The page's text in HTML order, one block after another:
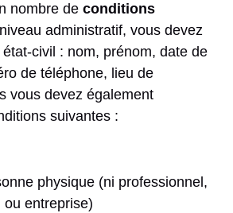
nombre de conditions
administratif, vous devez
civil : nom, prénom, date de
de téléphone, lieu de
vous devez également
suivantes :
physique (ni professionnel,
ou entreprise)